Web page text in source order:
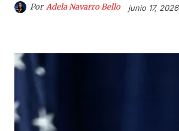
Por Adela Navarro Bello junio 17, 2026